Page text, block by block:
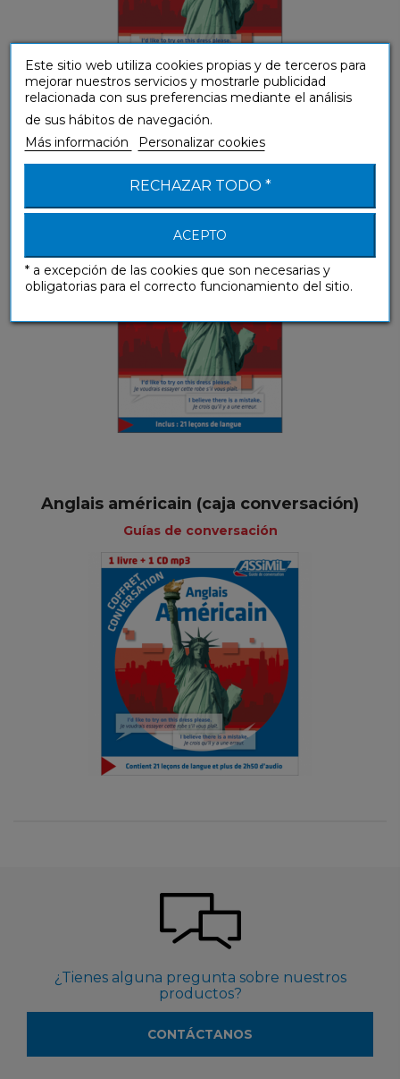
Anglais Américain (libro digital)
Guías de conversación
Anglais américain (caja conversación)
Guías de conversación
¿Tienes alguna pregunta sobre nuestros
productos?
CONTÁCTANOS
Este sitio web utiliza cookies propias y de terceros para
mejorar nuestros servicios y mostrarle publicidad
relacionada con sus preferencias mediante el análisis
de sus hábitos de navegación.
Más información
Personalizar cookies
RECHAZAR TODO *
ACEPTO
* a excepción de las cookies que son necesarias y
obligatorias para el correcto funcionamiento del sitio.